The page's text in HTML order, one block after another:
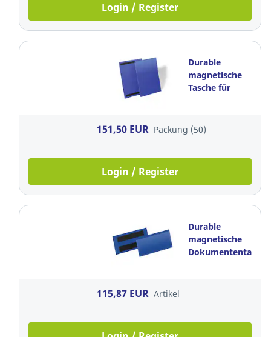
Login / Register
Durable
magnetische
Tasche für
Packung
151,50 EUR Packung (50)
Login / Register
Durable
magnetische
115,87 EUR Artikel